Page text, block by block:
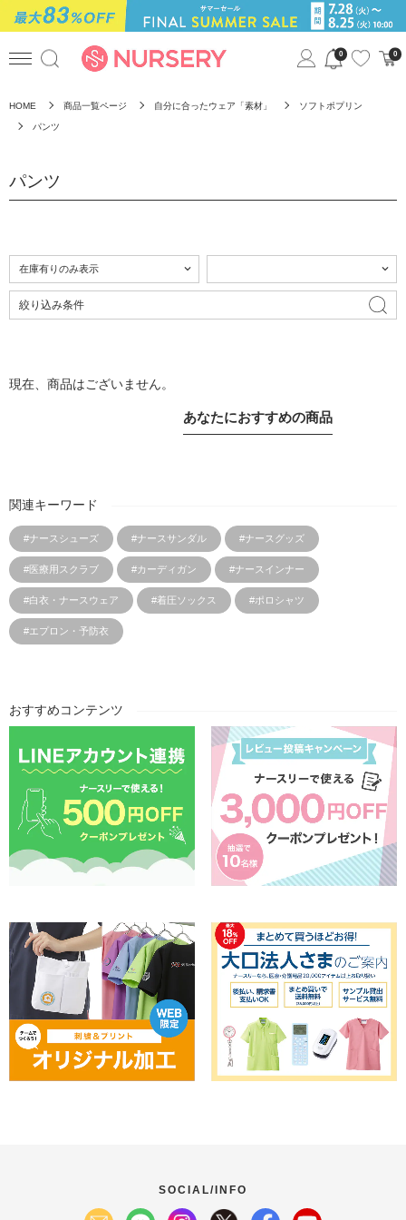
0 0
HOME 商品一覧ページ 自分に合ったウェア「素材」 ソフトポプリン
パンツ
パンツ
絞り込み条件
現在、商品はございません。
あなたにおすすめの商品
関連キーワード
#ナースシューズ #ナースサンダル #ナースグッズ
#医療用スクラブ #カーディガン #ナースインナー
#白衣・ナースウェア #着圧ソックス #ポロシャツ
#エプロン・予防衣
おすすめコンテンツ
SOCIAL/INFO